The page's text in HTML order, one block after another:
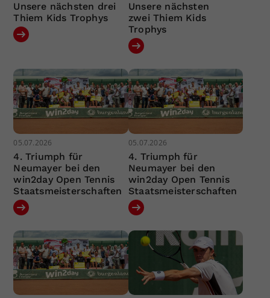
Unsere nächsten drei
Thiem Kids Trophys
Unsere nächsten
zwei Thiem Kids
Trophys
05.07.2026
4. Triumph für
Neumayer bei den
win2day Open Tennis
Staatsmeisterschaften
05.07.2026
4. Triumph für
Neumayer bei den
win2day Open Tennis
Staatsmeisterschaften